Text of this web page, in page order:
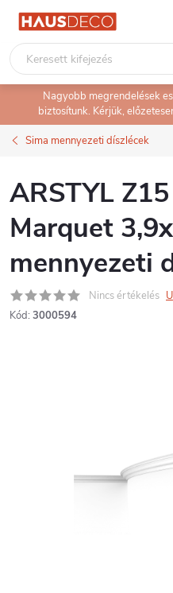
Ugrás
tartalomhoz
Nagyobb megrendelések
biztosítunk. Kérjük,
Sima mennyezeti díszlécek
ARSTYL
Marquet
mennyezeti
Nincs értékelés
Kód: 3000594